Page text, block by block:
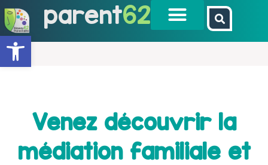
Ouvrir la barre d’outils
parent62
Venez découvrir la
médiation familiale et